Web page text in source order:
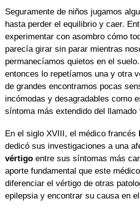
Seguramente de niños jugamos
hasta perder el equilibrio y caer.
experimentar con asombro cómo
parecía girar sin parar mientras
permanecíamos quietos en el
entonces lo repetíamos una y otra
de grandes encontramos pocas
incómodas y desagradables como
síntoma más extendido del llamado
En el siglo XVIII, el médico francés
dedicó sus investigaciones a una
vértigo entre sus síntomas más
aporte fundamental que este
diferenciar el vértigo de otras
epilepsia y encontrar su causa en